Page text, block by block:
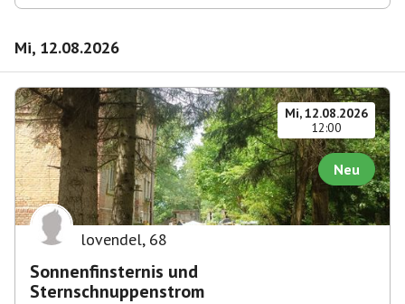
Mi, 12.08.2026
Mi, 12.08.2026
12:00
Neu
lovendel, 68
Sonnenfinsternis und
Sternschnuppenstrom